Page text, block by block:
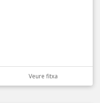
Veure fitxa